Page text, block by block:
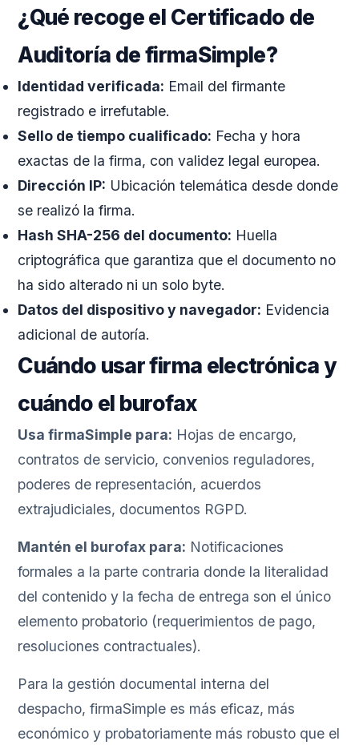
¿Qué recoge el Certificado de
Auditoría de firmaSimple?
Identidad verificada: Email del firmante
registrado e irrefutable.
Sello de tiempo cualificado: Fecha y hora
exactas de la firma, con validez legal europea.
Dirección IP: Ubicación telemática desde donde
se realizó la firma.
Hash SHA-256 del documento: Huella
criptográfica que garantiza que el documento no
ha sido alterado ni un solo byte.
Datos del dispositivo y navegador: Evidencia
adicional de autoría.
Cuándo usar firma electrónica y
cuándo el burofax
Usa firmaSimple para: Hojas de encargo,
contratos de servicio, convenios reguladores,
poderes de representación, acuerdos
extrajudiciales, documentos RGPD.
Mantén el burofax para: Notificaciones
formales a la parte contraria donde la literalidad
del contenido y la fecha de entrega son el único
elemento probatorio (requerimientos de pago,
resoluciones contractuales).
Para la gestión documental interna del
despacho, firmaSimple es más eficaz, más
económico y probatoriamente más robusto que el